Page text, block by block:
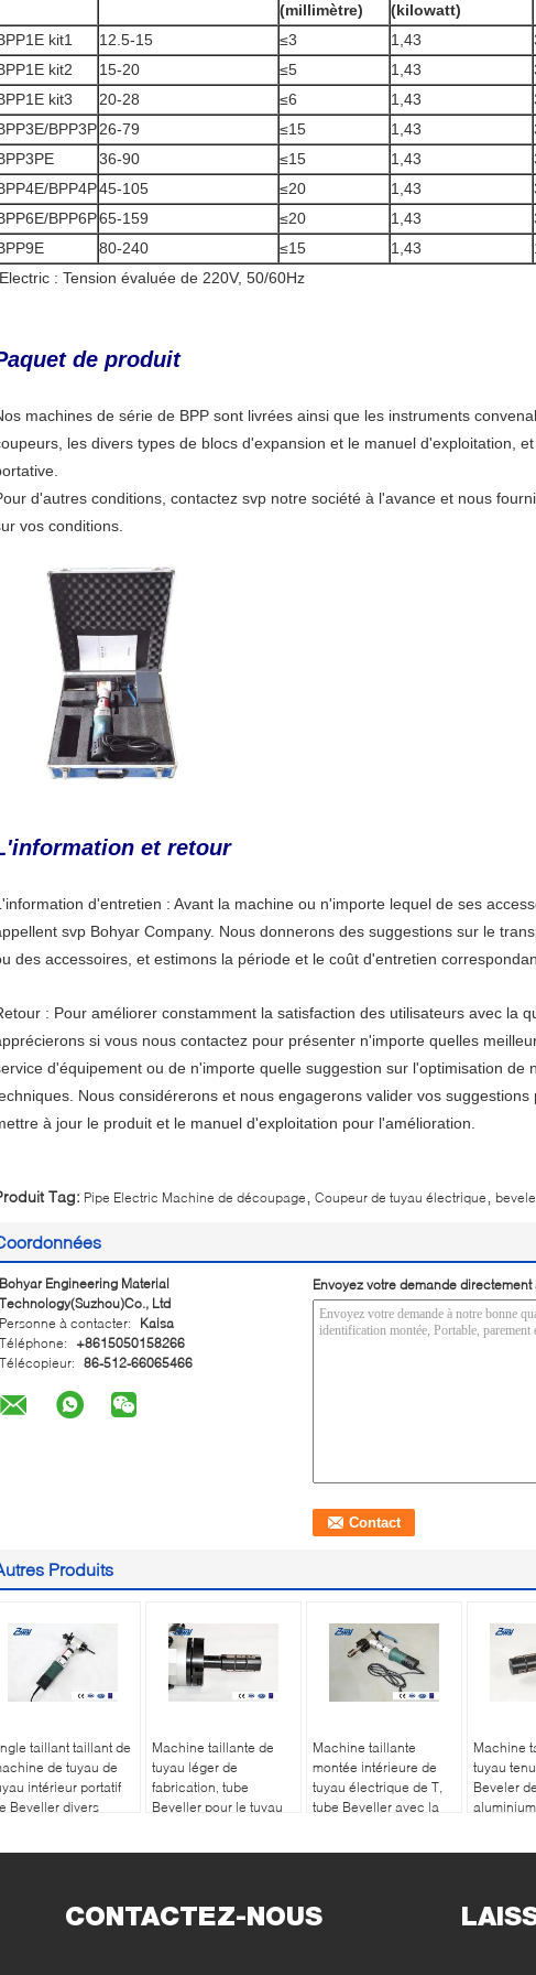
(millimètre)
(kilowatt)
kit1 12.5-15 ≤3 1,43
kit2
15-20 ≤5 1,43
kit3
20-28 ≤6 1,43
BPP3P26-79 ≤15 1,43
36-90 ≤15 1,43
BPP4P45-105 ≤20 1,43
BPP6P65-159 ≤20 1,43
80-240 ≤15 1,43
: Tension évaluée de 220V, 50/60Hz
de produit
machines de série de BPP sont livrées ainsi que les instruments
les divers types de blocs d'expansion et le manuel d'exploitation,
d'autres conditions, contactez svp notre société à l'avance et nous
vos conditions.
et retour
d'entretien : Avant la machine ou n'importe lequel de ses
svp Bohyar Company. Nous donnerons des suggestions sur le
des accessoires, et estimons la période et le coût d'entretien
: Pour améliorer constamment la satisfaction des utilisateurs avec la
si vous nous contactez pour présenter n'importe quelles
d'équipement ou de n'importe quelle suggestion sur l'optimisation de
Nous considérerons et nous engagerons valider vos
à jour le produit et le manuel d'exploitation pour l'amélioration.
Tag: Pipe Electric Machine de découpage Coupeur de tuyau électrique
Bohyar Engineering Material
Technology(Suzhou)Co., Ltd
Personne à contacter:
Kaisa
Téléphone:
+8615050158266
Télécopieur: 86-512-66065466
Envoyez votre demande directement
Produits
taillant taillant de
de tuyau de
intérieur portatif
Beveller divers
Machine taillante de
tuyau léger de
fabrication, tube
Beveller pour le tuyau
Machine taillante
montée intérieure de
tuyau électrique de T,
tube Beveller avec la
Machine
tuyau
Beveler
CONTACTEZ-NOUS